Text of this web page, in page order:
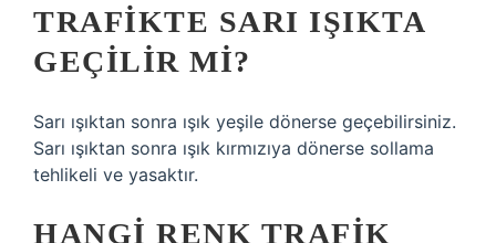
TRAFIKTE SARI IŞIKTA
GEÇILIR MI?
Sarı ışıktan sonra ışık yeşile dönerse geçebilirsiniz.
Sarı ışıktan sonra ışık kırmızıya dönerse sollama
tehlikeli ve yasaktır.
HANGI RENK TRAFIK